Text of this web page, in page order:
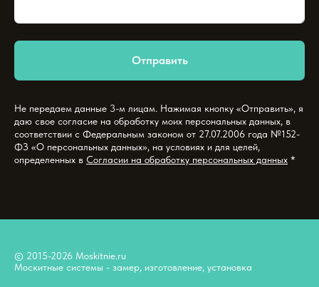
Отправить
Не передаем данные 3-м лицам. Нажимая кнопку «Отправить», я
даю свое согласие на обработку моих персональных данных, в
соответствии с Федеральным законом от 27.07.2006 года №152-
ФЗ «О персональных данных», на условиях и для целей,
определенных в Согласии на обработку персональных данных *
© 2015-2026 Moskitnie.ru
Москитные системы - замер, изготовление, установка